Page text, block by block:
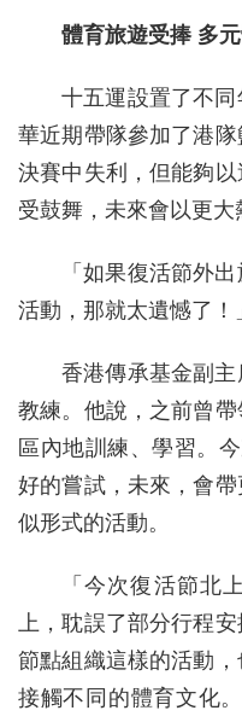
體育旅遊受捧 多
十五運設置了不
華近期帶隊參加了港
決賽中失利，但能夠
受鼓舞，未來會以更大
「如果復活節外
活動，那就太遺憾了！
香港傳承基金副
教練。他說，之前曾
區內地訓練、學習。
好的嘗試，未來，會
似形式的活動。
「今次復活節北
上，耽誤了部分行程
節點組織這樣的活動
接觸不同的體育文化